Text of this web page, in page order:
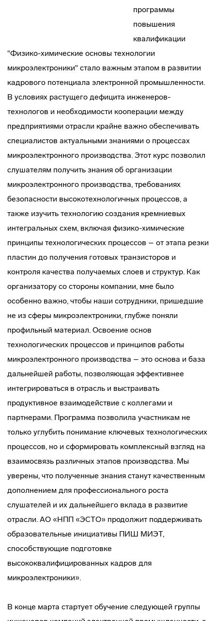
программы
повышения
квалификации
"Физико-химические основы технологии
микроэлектроники" стало важным этапом в развитии
кадрового потенциала электронной промышленности.
В условиях растущего дефицита инженеров-
технологов и необходимости кооперации между
предприятиями отрасли крайне важно обеспечивать
специалистов актуальными знаниями о процессах
микроэлектронного производства. Этот курс позволил
слушателям получить знания об организации
микроэлектронного производства, требованиях
безопасности высокотехнологичных процессов, а
также изучить технологию создания кремниевых
интегральных схем, включая физико-химические
принципы технологических процессов – от этапа резки
пластин до получения готовых транзисторов и
контроля качества получаемых слоев и структур. Как
организатору со стороны компании, мне было
особенно важно, чтобы наши сотрудники, пришедшие
не из сферы микроэлектроники, глубже поняли
профильный материал. Освоение основ
технологических процессов и принципов работы
микроэлектронного производства – это основа и база
дальнейшей работы, позволяющая эффективнее
интегрироваться в отрасль и выстраивать
продуктивное взаимодействие с коллегами и
партнерами. Программа позволила участникам не
только углубить понимание ключевых технологических
процессов, но и сформировать комплексный взгляд на
взаимосвязь различных этапов производства. Мы
уверены, что полученные знания станут качественным
дополнением для профессионального роста
слушателей и их дальнейшего вклада в развитие
отрасли. АО «НПП «ЭСТО» продолжит поддерживать
образовательные инициативы ПИШ МИЭТ,
способствующие подготовке
высококвалифицированных кадров для
микроэлектроники».
В конце марта стартует обучение следующей группы